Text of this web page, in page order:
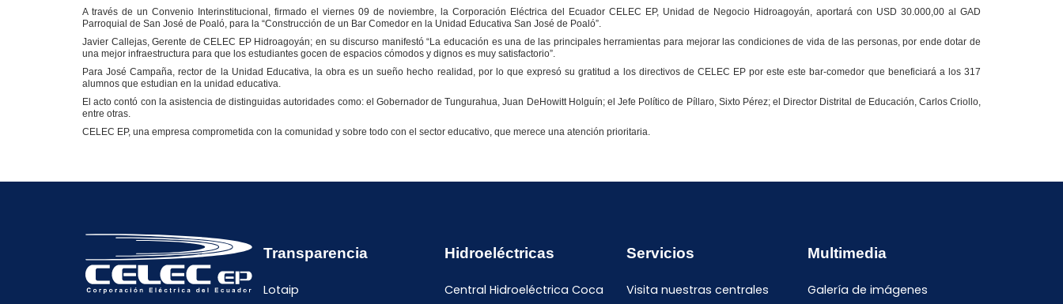
A través de un Convenio Interinstitucional, firmado el viernes 09 de noviembre, la Corporación Eléctrica del Ecuador CELEC EP, Unidad de Negocio Hidroagoyán, aportará con USD 30.000,00 al GAD
Parroquial de San José de Poaló, para la “Construcción de un Bar Comedor en la Unidad Educativa San José de Poaló”.
Javier Callejas, Gerente de CELEC EP Hidroagoyán; en su discurso manifestó “La educación es una de las principales herramientas para mejorar las condiciones de vida de las personas, por ende dotar de
una mejor infraestructura para que los estudiantes gocen de espacios cómodos y dignos es muy satisfactorio”.
Para José Campaña, rector de la Unidad Educativa, la obra es un sueño hecho realidad, por lo que expresó su gratitud a los directivos de CELEC EP por este este bar-comedor que beneficiará a los 317
alumnos que estudian en la unidad educativa.
El acto contó con la asistencia de distinguidas autoridades como: el Gobernador de Tungurahua, Juan DeHowitt Holguín; el Jefe Político de Píllaro, Sixto Pérez; el Director Distrital de Educación, Carlos Criollo,
entre otras.
CELEC EP, una empresa comprometida con la comunidad y sobre todo con el sector educativo, que merece una atención prioritaria.
Transparencia
Lotaip
Hidroeléctricas
Central Hidroeléctrica Coca
Servicios
Visita nuestras centrales
Multimedia
Galería de imágenes